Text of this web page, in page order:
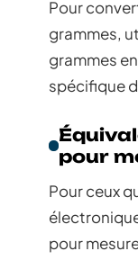
Pour
grammes,
grammes
spécifique
pour
Pour ceux
pour